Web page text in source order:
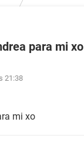
para mi xo
21:38
mi xo